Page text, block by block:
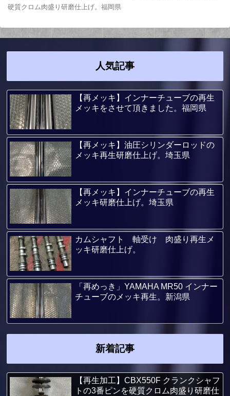
硬質クロム肉盛り研磨仕上げ。福岡県
人気記事
【再メッキ】インナーチューブの再生
メッキをさせて頂きました。福岡県
【再メッキ】油圧シリンダーロッドの
メッキ再生研磨仕上げ。埼玉県
【再メッキ】インナーチューブの再生
メッキ研磨仕上げ。埼玉県
カムシャフト 軸受け 肉盛り再生メ
ッキ研磨仕上げ。
「再めっき」YAMAHA MR50 インナー
チューブのメッキ再生。新潟県
新着記事
【再生加工】CBX550F クランクシャフ
トの3番ピンを硬質クロム肉盛り研磨仕